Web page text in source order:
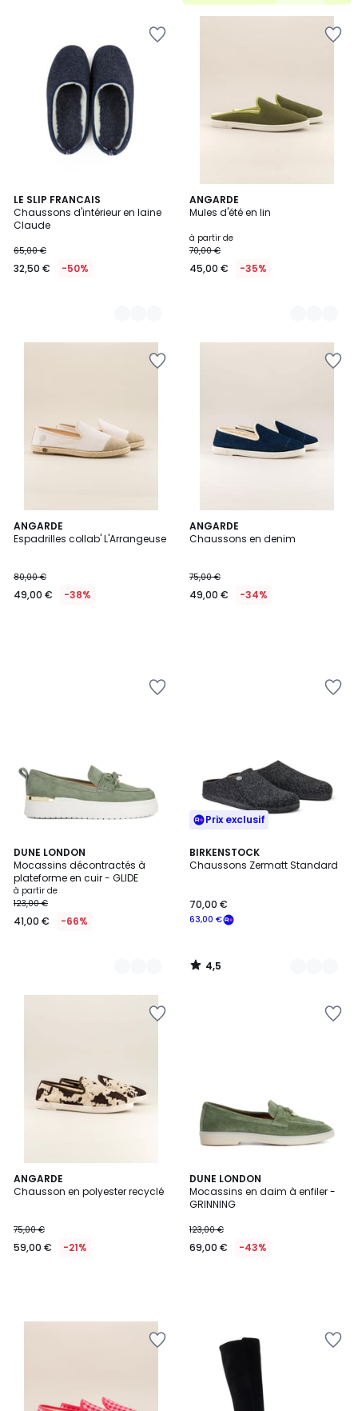
LE SLIP FRANCAIS
Chaussons d'intérieur en laine
Claude
65,00 €
32,50 € -50%
3
Couleurs
ANGARDE
Mules d'été en lin
à partir de
70,00 €
45,00 € -35%
2
Couleurs
ANGARDE
Espadrilles collab' L'Arrangeuse
80,00 €
49,00 € -38%
ANGARDE
Chaussons en denim
75,00 €
49,00 € -34%
DUNE LONDON
Mocassins décontractés à
plateforme en cuir - GLIDE
à partir de
123,00 €
41,00 € -66%
3
Couleurs
Prix exclusif
BIRKENSTOCK
Chaussons Zermatt Standard
63,00 €
70,00 €
4,5
/ 5
2
Couleurs
4,5
/
ANGARDE
Chausson en polyester recyclé
75,00 €
59,00 € -21%
DUNE LONDON
Mocassins en daim à enfiler -
GRINNING
123,00 €
69,00 € -43%